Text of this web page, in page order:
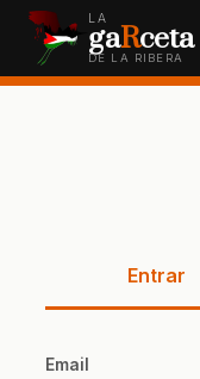
LA
gaRceta
DE LA RIBERA
Entrar
Email